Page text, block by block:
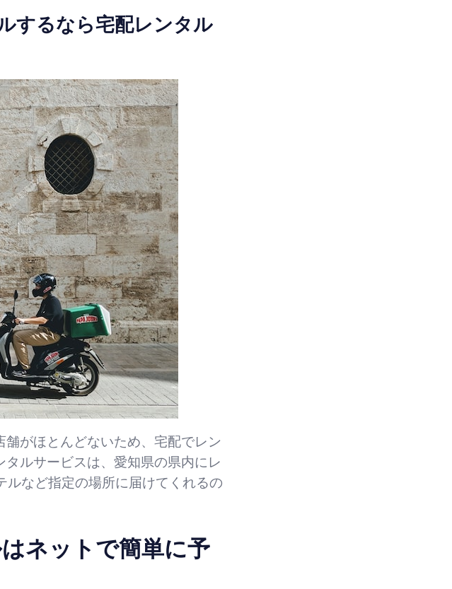
するなら宅配レンタル
がほとんどないため、宅配でレン
ルサービスは、愛知県の県内にレ
ルなど指定の場所に届けてくれるの
ネットで簡単に予